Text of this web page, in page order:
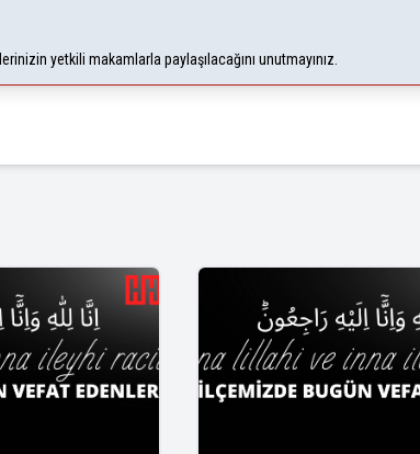
yetkili makamlarla paylaşılacağını unutmayınız.